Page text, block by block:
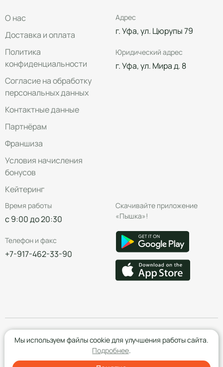
О нас
Доставка и оплата
Политика
конфиденциальности
Согласие на обработку
персональных данных
Контактные данные
Партнёрам
Франшиза
Условия начисления
бонусов
Кейтеринг
Адрес
г. Уфа, ул. Цюрупы 79
Юридический адрес
г. Уфа, ул. Мира д. 8
Время работы
с 9:00 до 20:30
Телефон и факс
+7-917-462-33-90
Скачивайте приложение
«Пышка»!
Мы используем файлы cookie для улучшения работы сайта.
Подробнее.